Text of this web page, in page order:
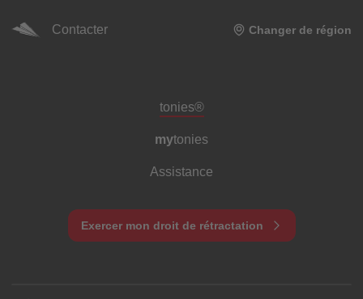
Contacter Changer de région
Pied de page de méta-navigation
tonies®
mytonies
Assistance
Exercer mon droit de rétractation